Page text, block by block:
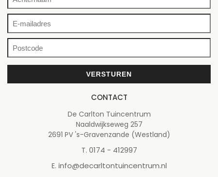
CONTACT
De Carlton Tuincentrum
Naaldwijkseweg 257
2691 PV 's-Gravenzande (Westland)
T. 0174 - 412997
E. info@decarltontuincentrum.nl